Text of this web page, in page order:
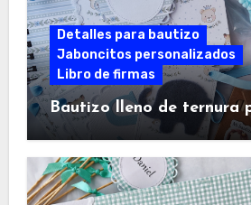
Detalles para bautizo
Jaboncitos personalizados
Libro de firmas
Bautizo lleno de ternura